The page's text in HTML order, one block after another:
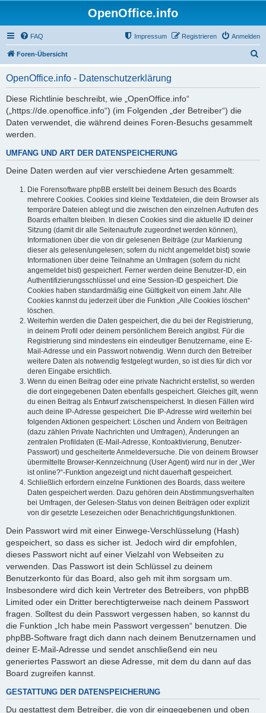
OpenOffice.info
FAQ Anmelden
Registrieren
Impressum
Foren-Übersicht
OpenOffice.info - Datenschutzerklärung
Diese Richtlinie beschreibt, wie „OpenOffice.info“
(„https://de.openoffice.info“) (im Folgenden „der Betreiber“) die
Daten verwendet, die während deines Foren-Besuchs gesammelt
werden.
UMFANG UND ART DER DATENSPEICHERUNG
Deine Daten werden auf vier verschiedene Arten gesammelt:
Die Forensoftware phpBB erstellt bei deinem Besuch des Boards
mehrere Cookies. Cookies sind kleine Textdateien, die dein Browser als
temporäre Dateien ablegt und die zwischen den einzelnen Aufrufen des
Boards erhalten bleiben. In diesen Cookies sind die aktuelle ID deiner
Sitzung (damit dir alle Seitenaufrufe zugeordnet werden können),
Informationen über die von dir gelesenen Beiträge (zur Markierung
dieser als gelesen/ungelesen; sofern du nicht angemeldet bist) sowie
Informationen über deine Teilnahme an Umfragen (sofern du nicht
angemeldet bist) gespeichert. Ferner werden deine Benutzer-ID, ein
Authentifizierungsschlüssel und eine Session-ID gespeichert. Die
Cookies haben standardmäßig eine Gültigkeit von einem Jahr. Alle
Cookies kannst du jederzeit über die Funktion „Alle Cookies löschen“
löschen.
Weiterhin werden die Daten gespeichert, die du bei der Registrierung,
in deinem Profil oder deinem persönlichem Bereich angibst. Für die
Registrierung sind mindestens ein eindeutiger Benutzername, eine E-
Mail-Adresse und ein Passwort notwendig. Wenn durch den Betreiber
weitere Daten als notwendig festgelegt wurden, so ist dies für dich vor
deren Eingabe ersichtlich.
Wenn du einen Beitrag oder eine private Nachricht erstellst, so werden
die dort eingegebenen Daten ebenfalls gespeichert. Gleiches gilt, wenn
du einen Beitrag als Entwurf zwischenspeicherst. In diesen Fällen wird
auch deine IP-Adresse gespeichert. Die IP-Adresse wird weiterhin bei
folgenden Aktionen gespeichert: Löschen und Ändern von Beiträgen
(dazu zählen Private Nachrichten und Umfragen), Änderungen an
zentralen Profildaten (E-Mail-Adresse, Kontoaktivierung, Benutzer-
Passwort) und gescheiterte Anmeldeversuche. Die von deinem Browser
übermittelte Browser-Kennzeichnung (User Agent) wird nur in der „Wer
ist online?“-Funktion angezeigt und nicht dauerhaft gespeichert.
Schließlich erfordern einzelne Funktionen des Boards, dass weitere
Daten gespeichert werden. Dazu gehören dein Abstimmungsverhalten
bei Umfragen, der Gelesen-Status von deinen Beiträgen oder explizit
von dir gesetzte Lesezeichen oder Benachrichtigungsfunktionen.
Dein Passwort wird mit einer Einwege-Verschlüsselung (Hash)
gespeichert, so dass es sicher ist. Jedoch wird dir empfohlen,
dieses Passwort nicht auf einer Vielzahl von Webseiten zu
verwenden. Das Passwort ist dein Schlüssel zu deinem
Benutzerkonto für das Board, also geh mit ihm sorgsam um.
Insbesondere wird dich kein Vertreter des Betreibers, von phpBB
Limited oder ein Dritter berechtigterweise nach deinem Passwort
fragen. Solltest du dein Passwort vergessen haben, so kannst du
die Funktion „Ich habe mein Passwort vergessen“ benutzen. Die
phpBB-Software fragt dich dann nach deinem Benutzernamen und
deiner E-Mail-Adresse und sendet anschließend ein neu
generiertes Passwort an diese Adresse, mit dem du dann auf das
Board zugreifen kannst.
GESTATTUNG DER DATENSPEICHERUNG
Du gestattest dem Betreiber, die von dir eingegebenen und oben